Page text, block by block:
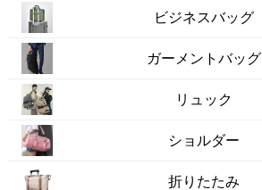
ビジネスバッグ
ガーメントバッグ
リュック
ショルダー
折りたたみ